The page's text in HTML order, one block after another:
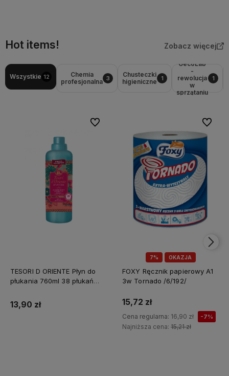
Hot items! Zobacz więcej
Wszystkie 12
Chemia
profesjonalna 3
Chusteczki
higieniczne
1
GecoLab
-
rewolucja
w
sprzątaniu
1
TESORI D ORIENTE Płyn do
płukania 760ml 38 płukań
13,90 zł
Do ulubionych
7% OKAZJA
FOXY Ręcznik papierowy A1
3w Tornado /6/192/
15,72 zł
Cena regularna: 16,90 zł -7%
Najniższa cena: 15,21 zł
Do